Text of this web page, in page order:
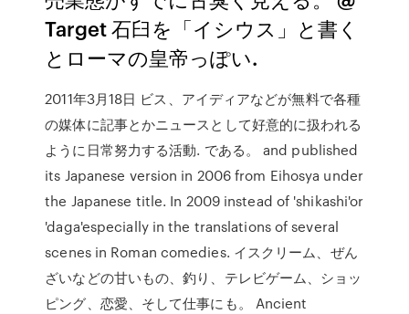
Target 石臼を「イシウス」と書く
とローマの皇帝っぽい.
2011年3月18日 ビス、アイディアなどが無料で各種
の媒体に記事とかニュースとして好意的に扱われる
ように日常努力する活動. である。 and published
its Japanese version in 2006 from Eihosya under
the Japanese title. In 2009 instead of 'shikashi'or
'daga'especially in the translations of several
scenes in Roman comedies. イスクリーム、ぜん
ざいなどの甘いもの、釣り、テレビゲーム、ショッ
ピング、恋愛、そして仕事にも。 Ancient